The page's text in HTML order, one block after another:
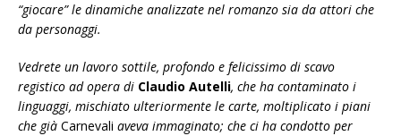
“giocare” le dinamiche analizzate nel romanzo sia da attori che
da personaggi.
Vedrete un lavoro sottile, profondo e felicissimo di scavo
registico ad opera di Claudio Autelli, che ha contaminato i
linguaggi, mischiato ulteriormente le carte, moltiplicato i piani
che già Carnevali aveva immaginato; che ci ha condotto per